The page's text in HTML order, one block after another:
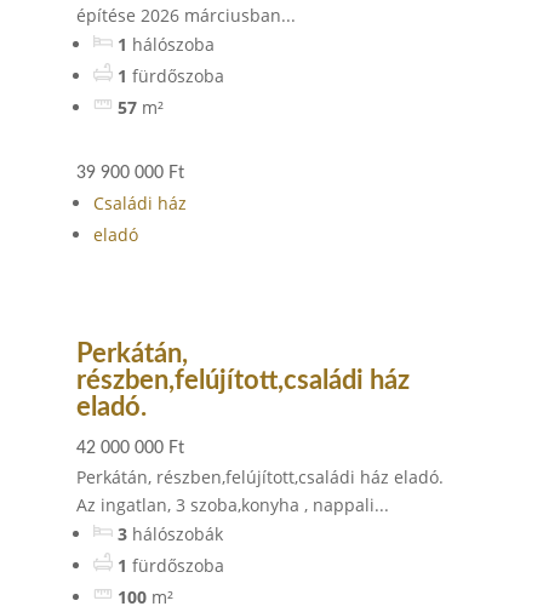
építése 2026 márciusban...
1 hálószoba
1 fürdőszoba
57 m²
39 900 000 Ft
Családi ház
eladó
Perkátán,
részben,felújított,családi ház
eladó.
42 000 000 Ft
Perkátán, részben,felújított,családi ház eladó.
Az ingatlan, 3 szoba,konyha , nappali...
3 hálószobák
1 fürdőszoba
100 m²